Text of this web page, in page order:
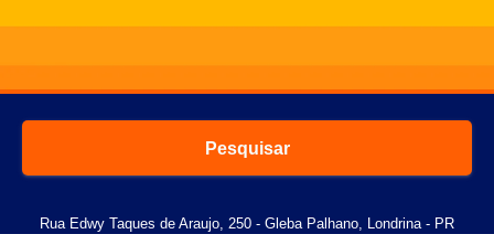
Pesquisar
Rua Edwy Taques de Araujo, 250 - Gleba Palhano, Londrina - PR